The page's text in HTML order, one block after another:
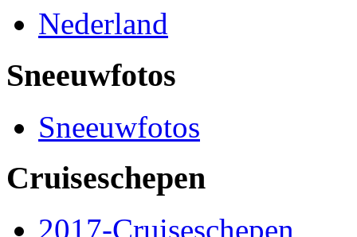
Nederland
Sneeuwfotos
Sneeuwfotos
Cruiseschepen
2017-Cruiseschepen